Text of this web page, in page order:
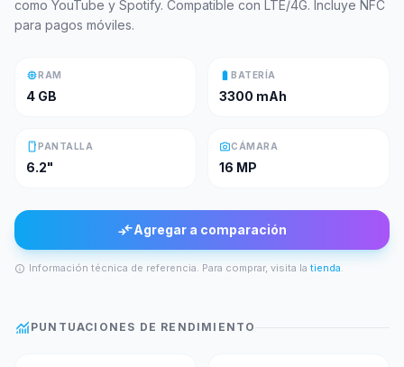
como YouTube y Spotify. Compatible con LTE/4G. Incluye NFC
para pagos móviles.
memoryRAM
4 GB
battery_full BATERÍA
3300 mAh
smartphonePANTALLA
6.2"
photo_cameraCÁMARA
16 MP
compare_arrowsAgregar a comparación
info Información técnica de referencia. Para comprar, visita la tienda.
monitoring PUNTUACIONES DE RENDIMIENTO